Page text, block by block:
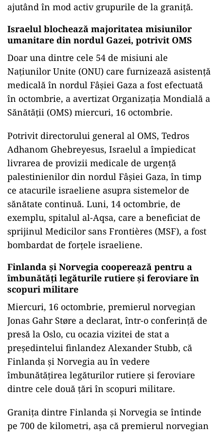
ajutând în mod activ grupurile de la graniță.
Israelul blochează majoritatea misiunilor
umanitare din nordul Gazei, potrivit OMS
Doar una dintre cele 54 de misiuni ale
Națiunilor Unite (ONU) care furnizează asistență
medicală în nordul Fâșiei Gaza a fost efectuată
în octombrie, a avertizat Organizația Mondială a
Sănătății (OMS) miercuri, 16 octombrie.
Potrivit directorului general al OMS, Tedros
Adhanom Ghebreyesus, Israelul a împiedicat
livrarea de provizii medicale de urgență
palestinienilor din nordul Fâșiei Gaza, în timp
ce atacurile israeliene asupra sistemelor de
sănătate continuă. Luni, 14 octombrie, de
exemplu, spitalul al-Aqsa, care a beneficiat de
sprijinul Medicilor sans Frontières (MSF), a fost
bombardat de forțele israeliene.
Finlanda și Norvegia cooperează pentru a
îmbunătăți legăturile rutiere și feroviare în
scopuri militare
Miercuri, 16 octombrie, premierul norvegian
Jonas Gahr Støre a declarat, într-o conferință de
presă la Oslo, cu ocazia vizitei de stat a
președintelui finlandez Alexander Stubb, că
Finlanda și Norvegia au în vedere
îmbunătățirea legăturilor rutiere și feroviare
dintre cele două țări în scopuri militare.
Granița dintre Finlanda și Norvegia se întinde
pe 700 de kilometri, așa că premierul norvegian